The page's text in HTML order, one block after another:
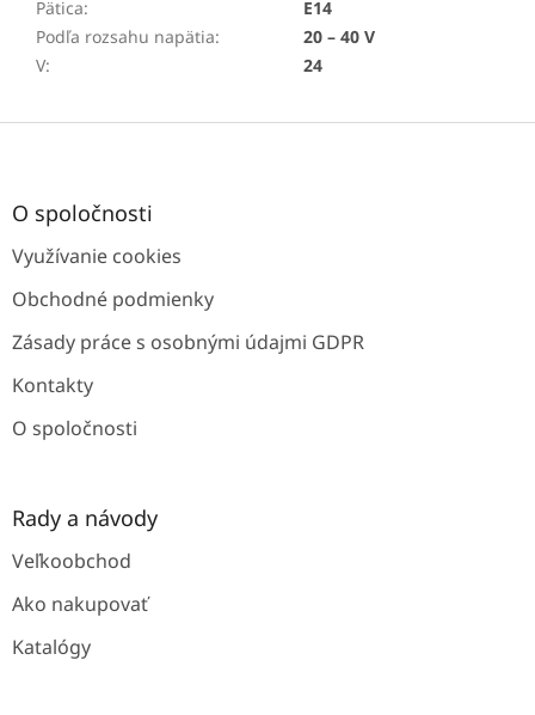
Pätica:
E14
Podľa rozsahu napätia:
20 – 40 V
V: 24
Z
O spoločnosti
Využívanie cookies
Obchodné podmienky
Zásady práce s osobnými údajmi GDPR
Kontakty
O spoločnosti
Rady a návody
Veľkoobchod
Ako nakupovať
Katalógy